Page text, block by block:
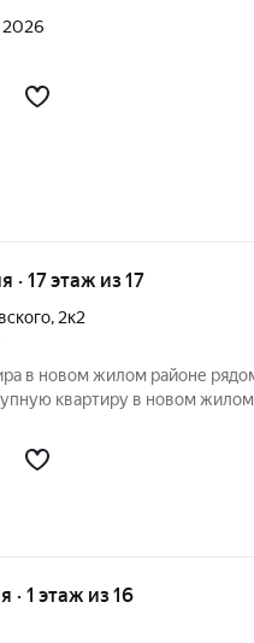
2026
· 17 этаж из 17
, 2к2
квартиру в новом жилом
пространство для жизни:
· 1 этаж из 16